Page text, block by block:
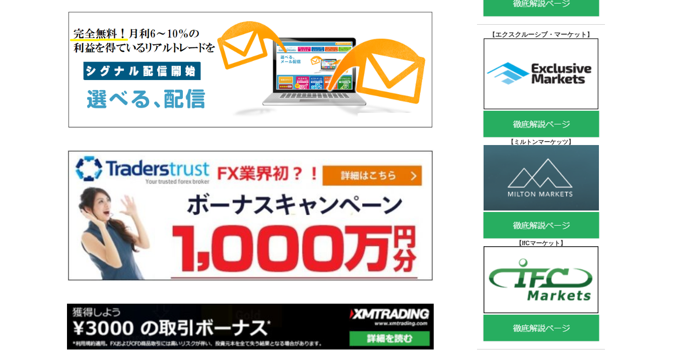
【エクスクルーシブ・マーケット 】
【 ミルトンマーケッツ】
【IfCマーケット 】